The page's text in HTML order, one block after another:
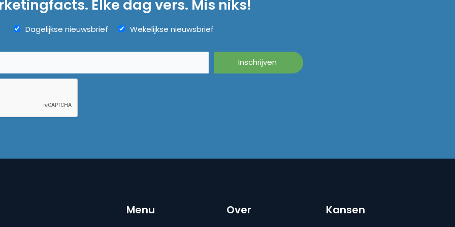
Elke dag vers. Mis niks!
Dagelijkse nieuwsbrief Wekelijkse nieuwsbrief
Menu Over Kansen